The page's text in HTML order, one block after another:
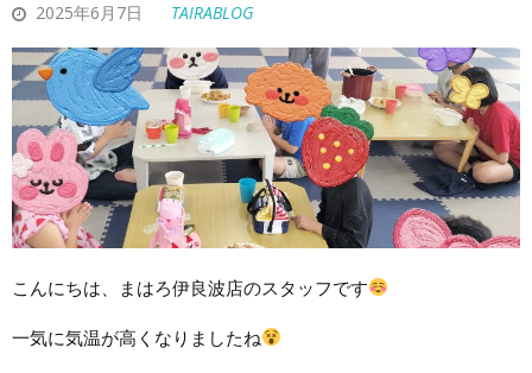
2025年6月7日 TAIRABLOG
こんにちは、まはろ伊良波店のスタッフです
一気に気温が高くなりましたね